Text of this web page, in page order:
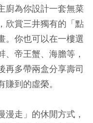
廚為你設計一套無菜
欣賞三井獨有的「點
。你也可以在一樓選
帝王蟹、海膽等，
再多帶兩盒分享壽司
到的虛榮。
走」的休閒方式，